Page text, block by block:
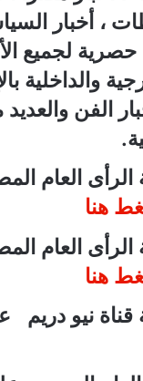
، أخبار
حصرية لجميع
والداخلية
الفن
الرأى العام
هنا
الرأى العام
هنا
قناة نيو